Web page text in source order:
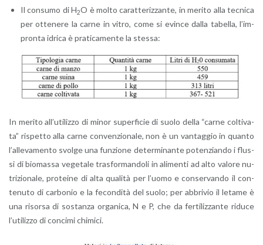
Il con­su­mo di H2O è molto ca­rat­te­riz­zan­te, in me­ri­to alla tec­ni­ca
per ot­te­ne­re la carne in vitro, come si evin­ce dalla ta­bel­la, l’im­
pron­ta idri­ca è pra­ti­ca­men­te la stes­sa:
In me­ri­to al­l’u­ti­liz­zo di minor su­per­fi­cie di suolo della “carne col­ti­va­
ta” ri­spet­to alla carne con­ven­zio­na­le, non è un van­tag­gio in quan­to
l’al­le­va­men­to svol­ge una fun­zio­ne de­ter­mi­nan­te po­ten­zian­do i flus­
si di bio­mas­sa ve­ge­ta­le tra­sfor­man­do­li in ali­men­ti ad alto va­lo­re nu­
tri­zio­na­le, pro­tei­ne di alta qua­li­tà per l’uo­mo e con­ser­van­do il con­
te­nu­to di car­bo­nio e la fe­con­di­tà del suolo; per ab­bri­vio il le­ta­me è
una ri­sor­sa di so­stan­za or­ga­ni­ca, N e P, che da fer­ti­liz­zan­te ri­du­ce
l’u­ti­liz­zo di con­ci­mi chi­mi­ci.